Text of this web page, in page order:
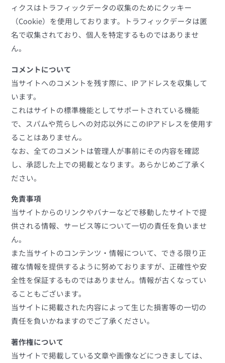
ィクスはトラフィックデータの収集のためにクッキー
（Cookie）を使用しております。トラフィックデータは匿
名で収集されており、個人を特定するものではありませ
ん。
コメントについて
当サイトへのコメントを残す際に、IP アドレスを収集して
います。
これはサイトの標準機能としてサポートされている機能
で、スパムや荒らしへの対応以外にこのIPアドレスを使用す
ることはありません。
なお、全てのコメントは管理人が事前にその内容を確認
し、承認した上での掲載となります。あらかじめご了承く
ださい。
免責事項
当サイトからのリンクやバナーなどで移動したサイトで提
供される情報、サービス等について一切の責任を負いませ
ん。
また当サイトのコンテンツ・情報について、できる限り正
確な情報を提供するように努めておりますが、正確性や安
全性を保証するものではありません。情報が古くなってい
ることもございます。
当サイトに掲載された内容によって生じた損害等の一切の
責任を負いかねますのでご了承ください。
著作権について
当サイトで掲載している文章や画像などにつきましては、